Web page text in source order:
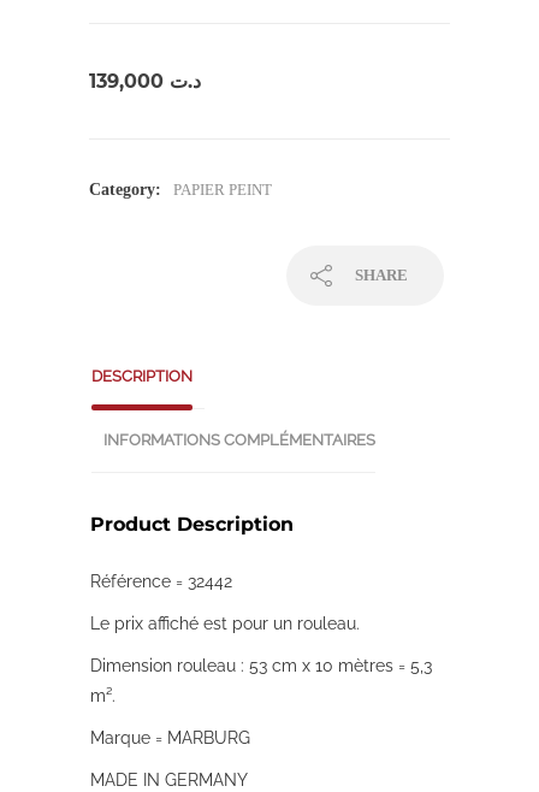
د.ت
Category: PAPIER PEINT
SHARE
DESCRIPTION
INFORMATIONS COMPLÉMENTAIRES
Product Description
Référence = 32442
Le prix affiché est pour un rouleau.
Dimension rouleau : 53 cm x 10 mètres = 5,3
m².
Marque = MARBURG
MADE IN GERMANY